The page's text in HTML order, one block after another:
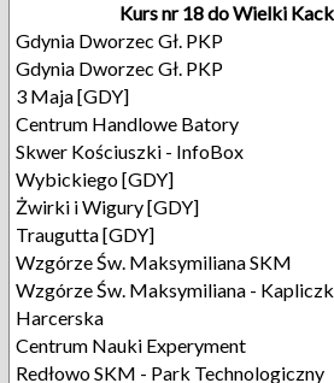
Kurs nr 18 do Wielki
Gdynia Dworzec Gł. PKP
Gdynia Dworzec Gł. PKP
3 Maja [GDY]
Centrum Handlowe Batory
Skwer Kościuszki - InfoBox
Wybickiego [GDY]
Żwirki i Wigury [GDY]
Traugutta [GDY]
Wzgórze Św. Maksymiliana SKM
Wzgórze Św. Maksymiliana -
Harcerska
Centrum Nauki Experyment
Redłowo SKM - Park Technologiczny